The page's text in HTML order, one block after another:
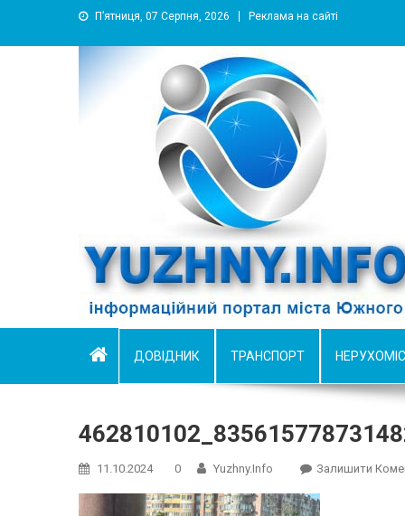
П’ятниця, 07 Серпня, 2026 Реклама на сайті
YUZHNY.INFO
информационный портал города Южный
ДОВІДНИК ТРАНСПОРТ
11.10.2024 0 Yuzhny.info Залишити